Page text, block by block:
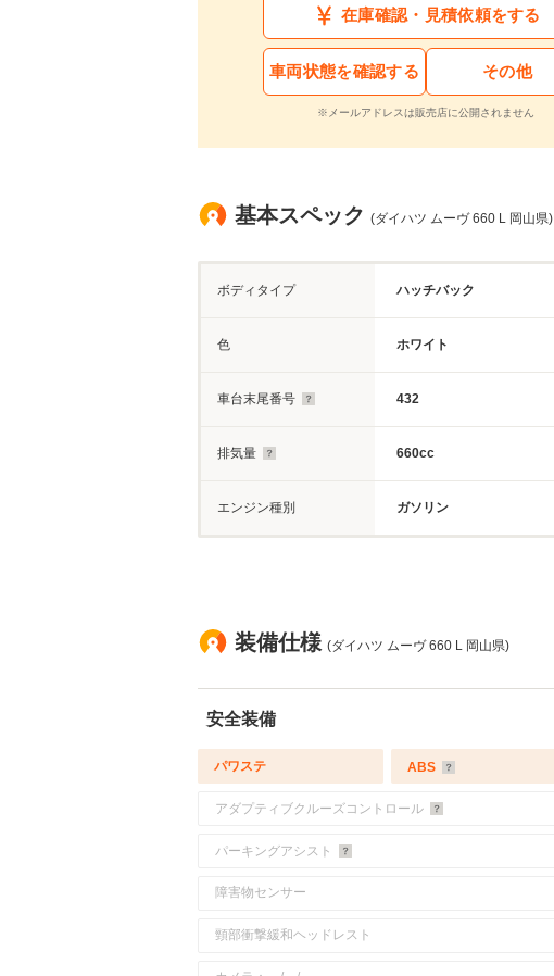
在庫確認・見積依頼をする
車両状態を確認する その他
※メールアドレスは販売店に公開されません
基本スペック (ダイハツ ムーヴ 660 L 岡山県)
ボディタイプ ハッチバック
色 ホワイト
車台末尾番号 432
排気量 660cc
エンジン種別 ガソリン
装備仕様 (ダイハツ ムーヴ 660 L 岡山県)
安全装備
パワステ ABS
アダプティブクルーズコントロール
パーキングアシスト
障害物センサー
頸部衝撃緩和ヘッドレスト